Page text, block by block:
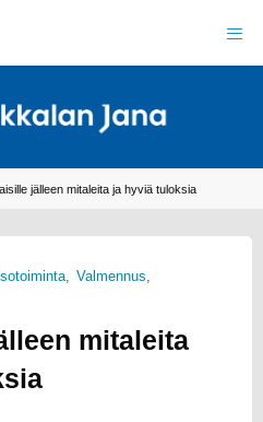
jälleen mitaleita ja hyviä tuloksia
, Valmennus,
mitaleita